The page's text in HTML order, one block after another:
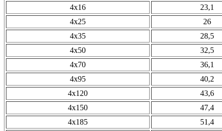
4х16
23,1
4х25
26
4х35
28,5
4х50
32,5
4х70
36,1
4х95
40,2
4х120
43,6
4х150
47,4
4х185
51,4